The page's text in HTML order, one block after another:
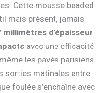
Cette mousse beaded
mais présent, jamais
millimètres d’épaisseur
avec une efficacité
les pavés parisiens
sorties matinales entre
foulée s’enchaîne avec